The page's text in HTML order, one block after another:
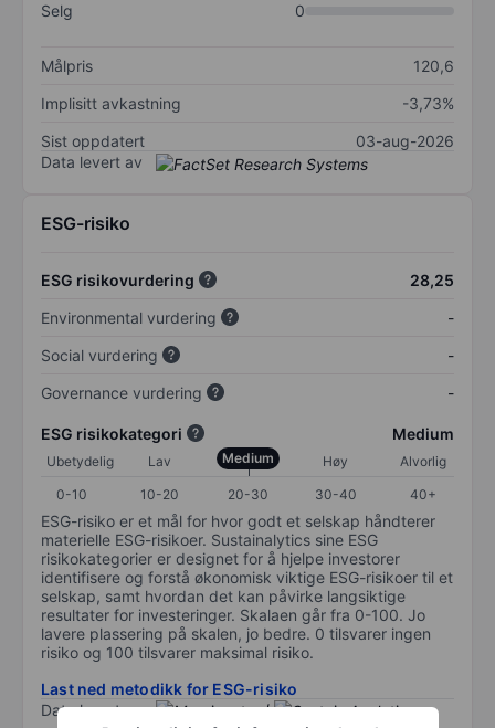
Selg
0
Målpris
120,6
Implisitt avkastning
-3,73%
Sist oppdatert
03-aug-2026
Data levert av
ESG-risiko
ESG risikovurdering
28,25
Environmental vurdering
-
Social vurdering
-
Governance vurdering
-
ESG risikokategori Medium
Ubetydelig Lav Medium Høy
Alvorlig
0-10
10-20 20-30 30-40 40+
ESG-risiko er et mål for hvor godt et selskap håndterer
materielle ESG-risikoer. Sustainalytics sine ESG
risikokategorier er designet for å hjelpe investorer
identifisere og forstå økonomisk viktige ESG-risikoer til et
selskap, samt hvordan det kan påvirke langsiktige
resultater for investeringer. Skalaen går fra 0-100. Jo
lavere plassering på skalen, jo bedre. 0 tilsvarer ingen
risiko og 100 tilsvarer maksimal risiko.
Last ned metodikk for ESG-risiko
Data levert av
/